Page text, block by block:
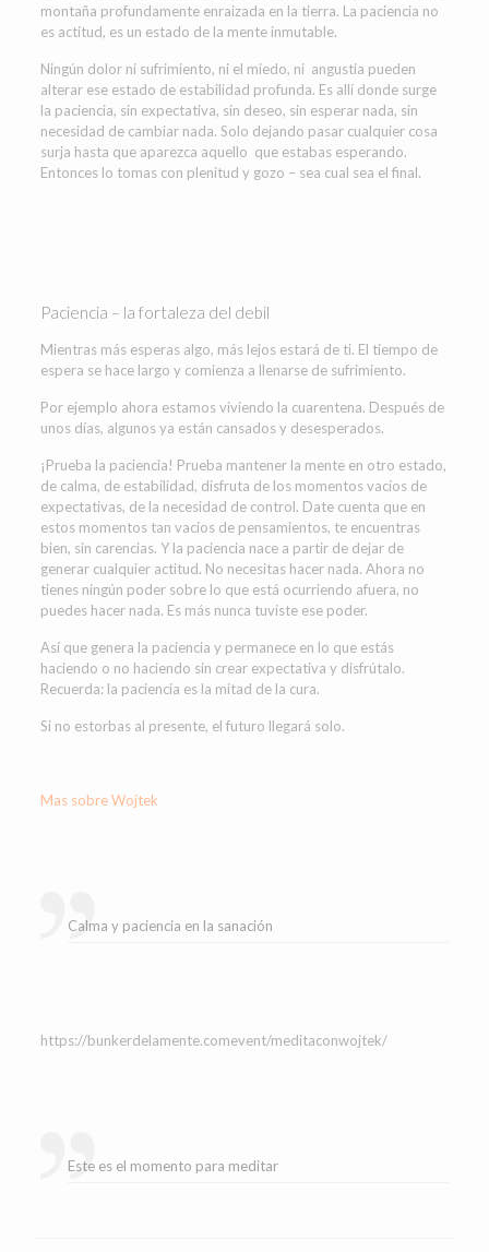
montaña profundamente enraizada en la tierra. La paciencia no
es actitud, es un estado de la mente inmutable.
Ningún dolor ni sufrimiento, ni el miedo, ni angustia pueden
alterar ese estado de estabilidad profunda. Es allí donde surge
la paciencia, sin expectativa, sin deseo, sin esperar nada, sin
necesidad de cambiar nada. Solo dejando pasar cualquier cosa
surja hasta que aparezca aquello que estabas esperando.
Entonces lo tomas con plenitud y gozo – sea cual sea el final.
Paciencia – la fortaleza del debil
Mientras más esperas algo, más lejos estará de ti. El tiempo de
espera se hace largo y comienza a llenarse de sufrimiento.
Por ejemplo ahora estamos viviendo la cuarentena. Después de
unos días, algunos ya están cansados y desesperados.
¡Prueba la paciencia! Prueba mantener la mente en otro estado,
de calma, de estabilidad, disfruta de los momentos vacíos de
expectativas, de la necesidad de control. Date cuenta que en
estos momentos tan vacíos de pensamientos, te encuentras
bien, sin carencias. Y la paciencia nace a partir de dejar de
generar cualquier actitud. No necesitas hacer nada. Ahora no
tienes ningún poder sobre lo que está ocurriendo afuera, no
puedes hacer nada. Es más nunca tuviste ese poder.
Así que genera la paciencia y permanece en lo que estás
haciendo o no haciendo sin crear expectativa y disfrútalo.
Recuerda: la paciencia es la mitad de la cura.
Si no estorbas al presente, el futuro llegará solo.
Mas sobre Wojtek
Calma y paciencia en la sanación
https://bunkerdelamente.comevent/meditaconwojtek/
Este es el momento para meditar